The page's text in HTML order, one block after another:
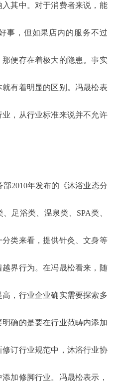
其中。对于消费者来说，能
事，但如果店内的服务不过
便存在着极大的隐患。事实
就有着明显的区别。冯晟松表
，从行业标准来说并不允许
2010年发布的《沐浴业态分
足浴类、温泉类、SPA类、
类来看，提供针灸、文身等
界行为。在冯晟松看来，随
，行业企业确实需要探索多
确的是要在行业范畴内添加
订行业规范中，沐浴行业协
加修脚行业。冯晟松表示，